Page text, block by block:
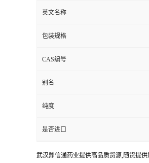
英文名称
包装规格
CAS编号
别名
纯度
是否进口
武汉鼎信通药业提供高品质货源,随货提